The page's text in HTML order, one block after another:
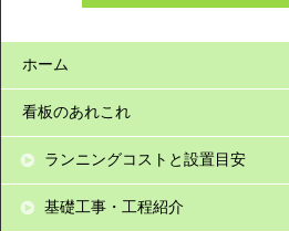
ホーム
看板のあれこれ
ランニングコストと設置目安
基礎工事・工程紹介